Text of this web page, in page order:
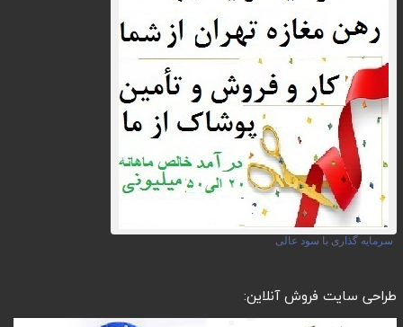
سرمایه گذاری با سود عالی
طراحی سایت فروش آنلاین: